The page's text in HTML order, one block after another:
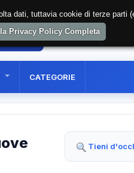
REGISTRAZIONE
CATEGORIE
Tieni
dati, tuttavia cookie di terze parti
Privacy Policy Completa